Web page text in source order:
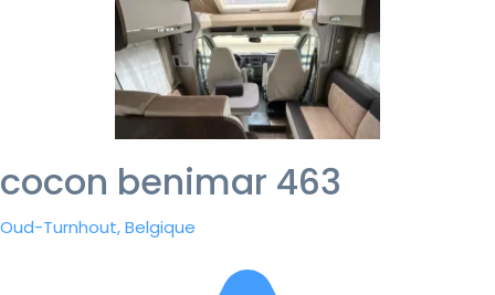
cocon benimar 463
Oud-Turnhout, Belgique